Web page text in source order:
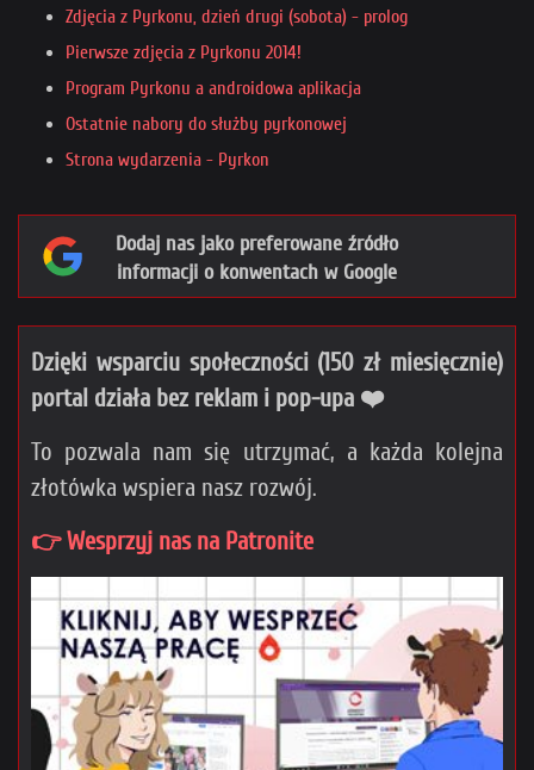
Zdjęcia z Pyrkonu, dzień drugi (sobota) - prolog
Pierwsze zdjęcia z Pyrkonu 2014!
Program Pyrkonu a androidowa aplikacja
Ostatnie nabory do służby pyrkonowej
Strona wydarzenia - Pyrkon
Dodaj nas jako preferowane źródło
informacji o konwentach w Google
Dzięki wsparciu społeczności (150 zł miesięcznie)
portal działa bez reklam i pop-upa ❤️
To pozwala nam się utrzymać, a każda kolejna
złotówka wspiera nasz rozwój.
👉 Wesprzyj nas na Patronite